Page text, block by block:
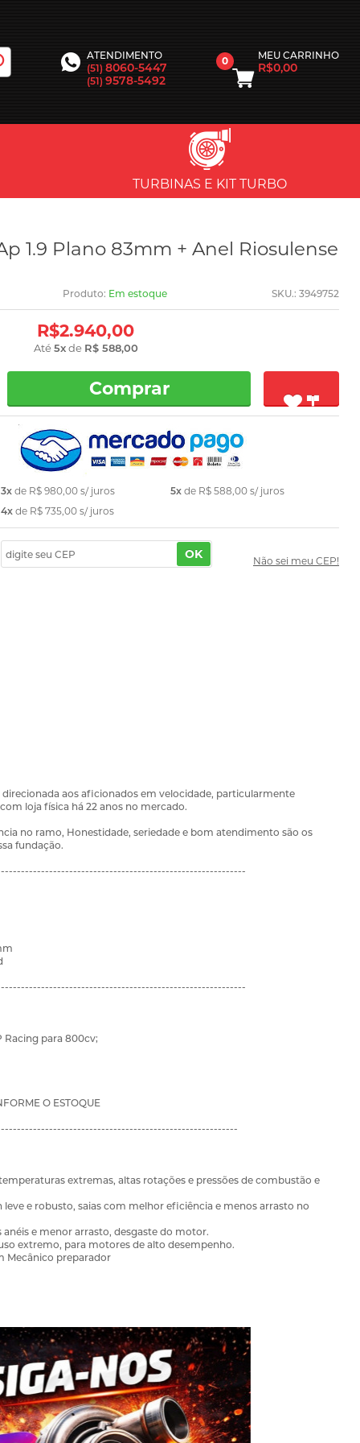
ATENDIMENTO
(51) 8060-5447
(51) 9578-5492
0 MEU CARRINHO
R$0,00
TURBINAS E KIT TURBO
1.9 Plano 83mm + Anel Riosulense
Produto: Em estoque SKU.: 3949752
R$2.940,00
Até5xde R$ 588,00
Comprar
3xde R$ 980,00s/ juros
4xde R$ 735,00s/ juros
5x de R$ 588,00 s/ juros
OK Não sei meu CEP!
aos aficionados em velocidade, particularmente
loja física há 22 anos no mercado.
no ramo, Honestidade, seriedade e bom atendimento são os
fundação.
Racing para 800cv;
O ESTOQUE
extremas, altas rotações e pressões de combustão e
leve e robusto, saias com melhor eficiência e menos arrasto no
anéis e menor arrasto, desgaste do motor.
extremo, para motores de alto desempenho.
Mecânico preparador